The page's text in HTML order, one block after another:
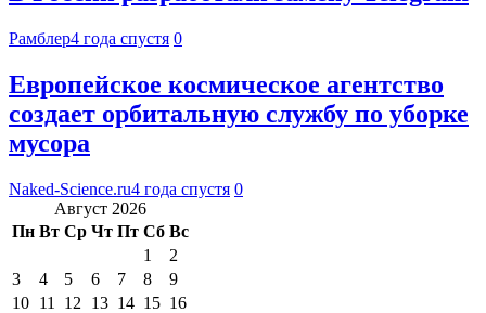
Рамблер4 года спустя 0
Европейское космическое агентство
создает орбитальную службу по уборке
мусора
Naked-Science.ru4 года спустя 0
Август 2026
Пн Вт Ср Чт Пт Сб Вс
1
2
3
4 5 6 7 8
9
10 11 12 13 14 15 16